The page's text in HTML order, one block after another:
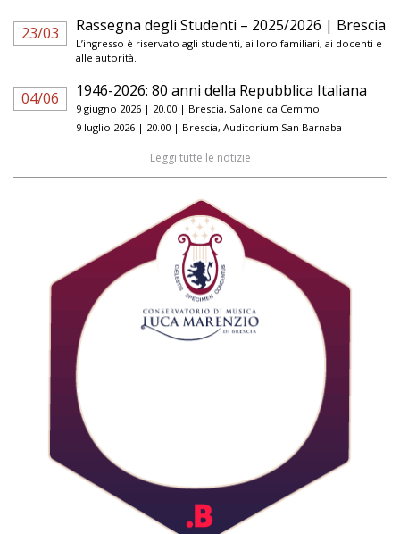
23/03 Rassegna degli Studenti – 2025/2026 | Brescia
L’ingresso è riservato agli studenti, ai loro familiari, ai docenti e
alle autorità.
04/06 1946-2026: 80 anni della Repubblica Italiana
9 giugno 2026 | 20.00 | Brescia, Salone da Cemmo
9 luglio 2026 | 20.00 | Brescia, Auditorium San Barnaba
Leggi tutte le notizie